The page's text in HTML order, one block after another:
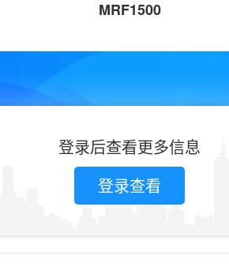
MRF1500
登录后查看更多信息
登录查看